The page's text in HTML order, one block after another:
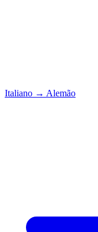
Italiano → Alemão